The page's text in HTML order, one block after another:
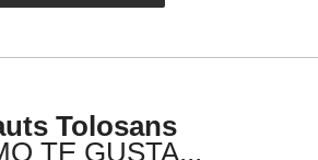
Tolosans
TE GUSTA...